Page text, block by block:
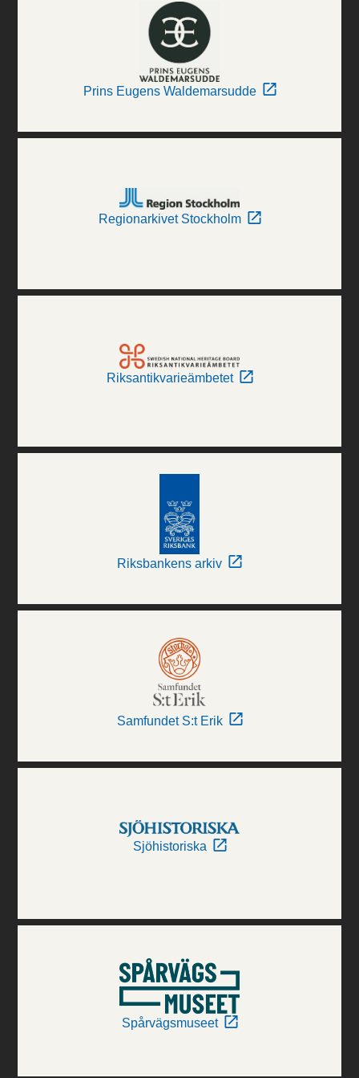
Prins Eugens Waldemarsudde
Regionarkivet Stockholm
Riksantikvarieämbetet
Riksbankens arkiv
Samfundet S:t Erik
Sjöhistoriska
Spårvägsmuseet